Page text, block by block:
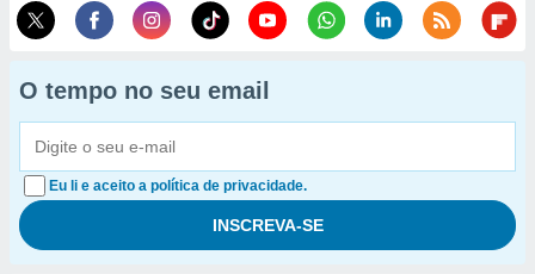
O tempo no seu email
Eu li e aceito a política de privacidade.